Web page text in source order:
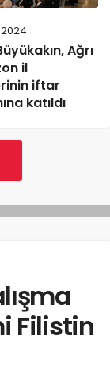
Ağrı
il
iftar
katıldı
Filistin